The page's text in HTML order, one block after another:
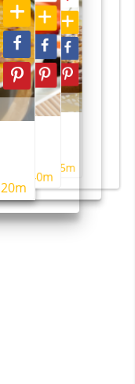
20m
40m
55m